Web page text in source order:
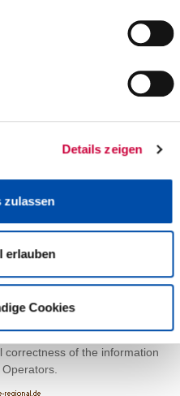
Details zeigen
zulassen
erlauben
Cookies
Leaflet| ©OpenStreetMap
of the information